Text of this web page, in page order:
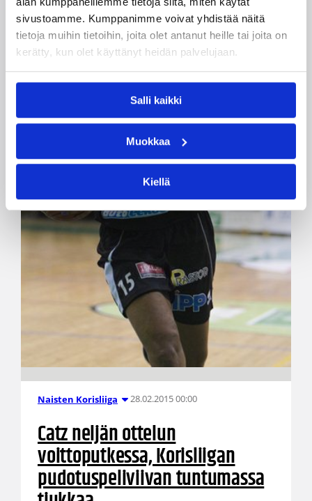
sivustoamme. Kumppanimme voivat yhdistää näitä
tietoja muihin tietoihin, joita olet antanut heille tai joita on
kerätty, kun olet käyttänyt heidän palvelujaan.
Salli kaikki
Muokkaa
Kiellä
Naisten Korisliiga 28.02.2015 00:00
Catz neljän ottelun
voittoputkessa, Korisliigan
pudotuspeliviivan tuntumassa